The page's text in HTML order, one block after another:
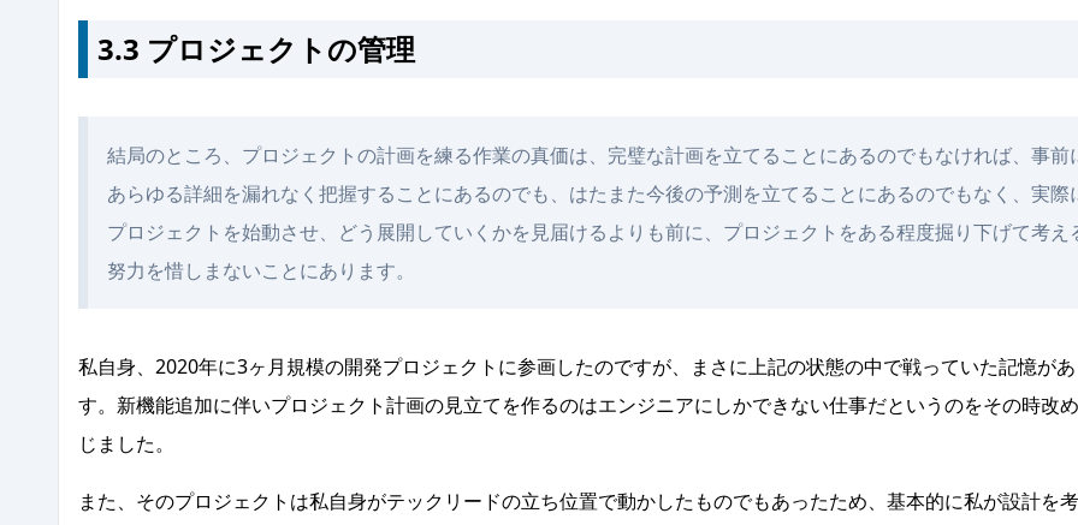
3.3 プロジェクトの管理
結局のところ、プロジェクトの計画を練る作業の真価は、完璧な計画を立てることにあるのでもなければ、事前
あらゆる詳細を漏れなく把握することにあるのでも、はたまた今後の予測を立てることにあるのでもなく、実際
プロジェクトを始動させ、どう展開していくかを見届けるよりも前に、プロジェクトをある程度掘り下げて考え
努力を惜しまないことにあります。
私自身、2020年に3ヶ月規模の開発プロジェクトに参画したのですが、まさに上記の状態の中で戦っていた記憶があ
す。新機能追加に伴いプロジェクト計画の見立てを作るのはエンジニアにしかできない仕事だというのをその時改
じました。
また、そのプロジェクトは私自身がテックリードの立ち位置で動かしたものでもあったため、基本的に私が設計を考